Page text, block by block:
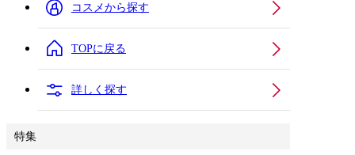
コスメから探す
TOPに戻る
詳しく探す
特集